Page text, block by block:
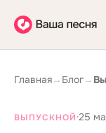
Главная→ Блог→
ВЫПУСКНОЙ·25